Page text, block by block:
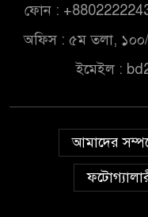
ফোন :
অফিস : ৫ম তলা, ১০০/
ইমেইল :
আমাদের